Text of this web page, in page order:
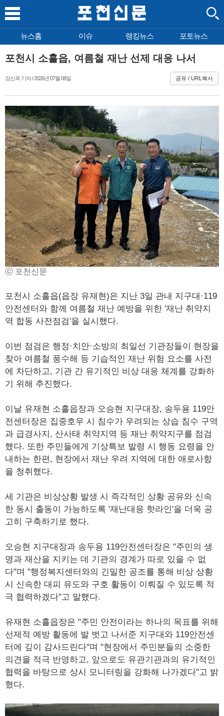
뉴스홈 이슈 랭킹뉴스 포토뉴스
포천시 소흘읍, 여름철 재난 선제 대응 나서
강신옥 기자 / 2026년 07월 08일 공유 / URL복사
ⓒ 포천신문
포천시 소흘읍(읍장 유재현)은 지난 3일 관내 지구대·119
안전센터와 함께 여름철 재난 예방을 위한 '재난 취약지
역 합동 사전점검'을 실시했다.
이번 점검은 행정·치안·소방의 최일선 기관장들이 현장을
찾아 여름철 풍수해 등 기습적인 재난 위험 요소를 사전
에 차단하고, 기관 간 유기적인 비상 대응 체계를 강화하
기 위해 추진했다.
이날 유재현 소흘읍장과 오승현 지구대장, 송두용 119안
전센터장은 집중호우 시 침수가 우려되는 상습 침수 구역
과 급경사지, 산사태 취약지역 등 재난 취약지구를 점검
했다. 또한 주민들에게 기상특보 발령 시 행동 요령을 안
내하는 한편, 현장에서 재난 우려 지역에 대한 애로사항
을 청취했다.
세 기관은 비상상황 발생 시 즉각적인 상황 공유와 신속
한 동시 출동이 가능하도록 '재난대응 핫라인'을 더욱 공
고히 구축하기로 했다.
오승현 지구대장과 송두용 119안전센터장은 "주민의 생
명과 재산을 지키는 데 기관의 경계가 따로 있을 수 없
다"며 "행정복지센터와의 긴밀한 공조를 통해 비상 상황
시 신속한 대피 유도와 구호 활동이 이뤄질 수 있도록 적
극 협력하겠다"고 말했다.
유재현 소흘읍장은 "주민 안전이라는 하나의 목표를 위해
선제적 예방 활동에 발 벗고 나서준 지구대와 119안전센
터에 깊이 감사드린다"며 "현장에서 주민분들의 소중한
의견을 적극 반영하고, 앞으로도 유관기관과의 유기적인
협력을 바탕으로 상시 모니터링을 강화해 나가겠다"고 밝
혔다.